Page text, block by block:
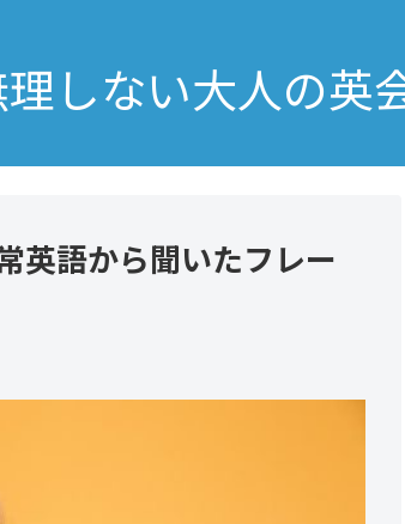
しない大人の英
英語から聞いたフレー